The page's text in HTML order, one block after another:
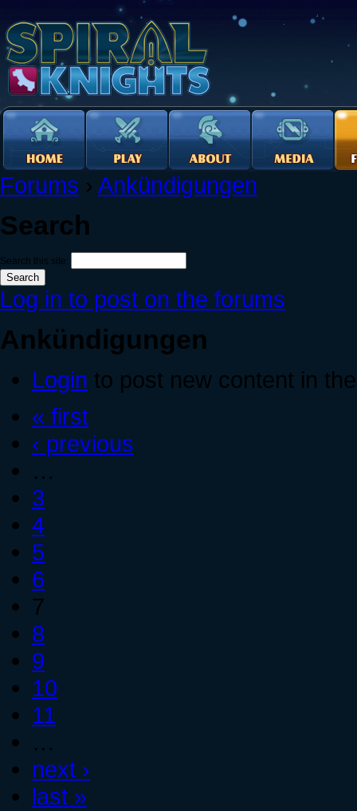
Forums › Ankündigungen
Search
Search this site:
Log in to post on the forums
Ankündigungen
Login to post new content in
« first
‹ previous
…
3
4
5
6
7
8
9
10
11
…
next ›
last »